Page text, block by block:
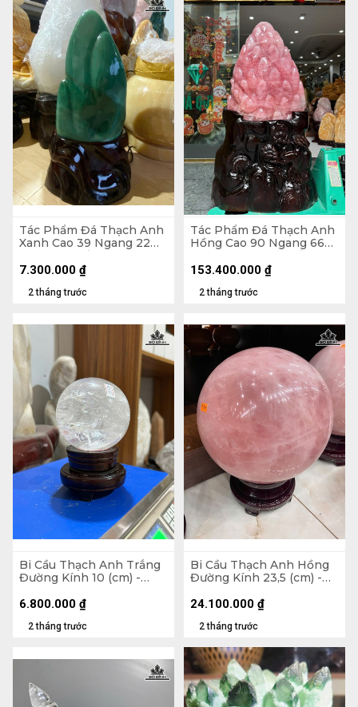
Tác Phẩm Đá Thạch Anh
Xanh Cao 39 Ngang 22
(cm) - Cả Đế Cao 56 -
19,5kg
2 tháng trước
7.300.000 ₫
Tác Phẩm Đá Thạch Anh
Hồng Cao 90 Ngang 66
Sâu 39 (cm) - Cả Đế Cao
142 - 293kg
2 tháng trước
153.400.000 ₫
Bi Cầu Thạch Anh Trắng
Đường Kính 10 (cm) -
2 tháng trước
6.800.000 ₫
Bi Cầu Thạch Anh Hồng
Đường Kính 23,5 (cm) -
2 tháng trước
24.100.000 ₫